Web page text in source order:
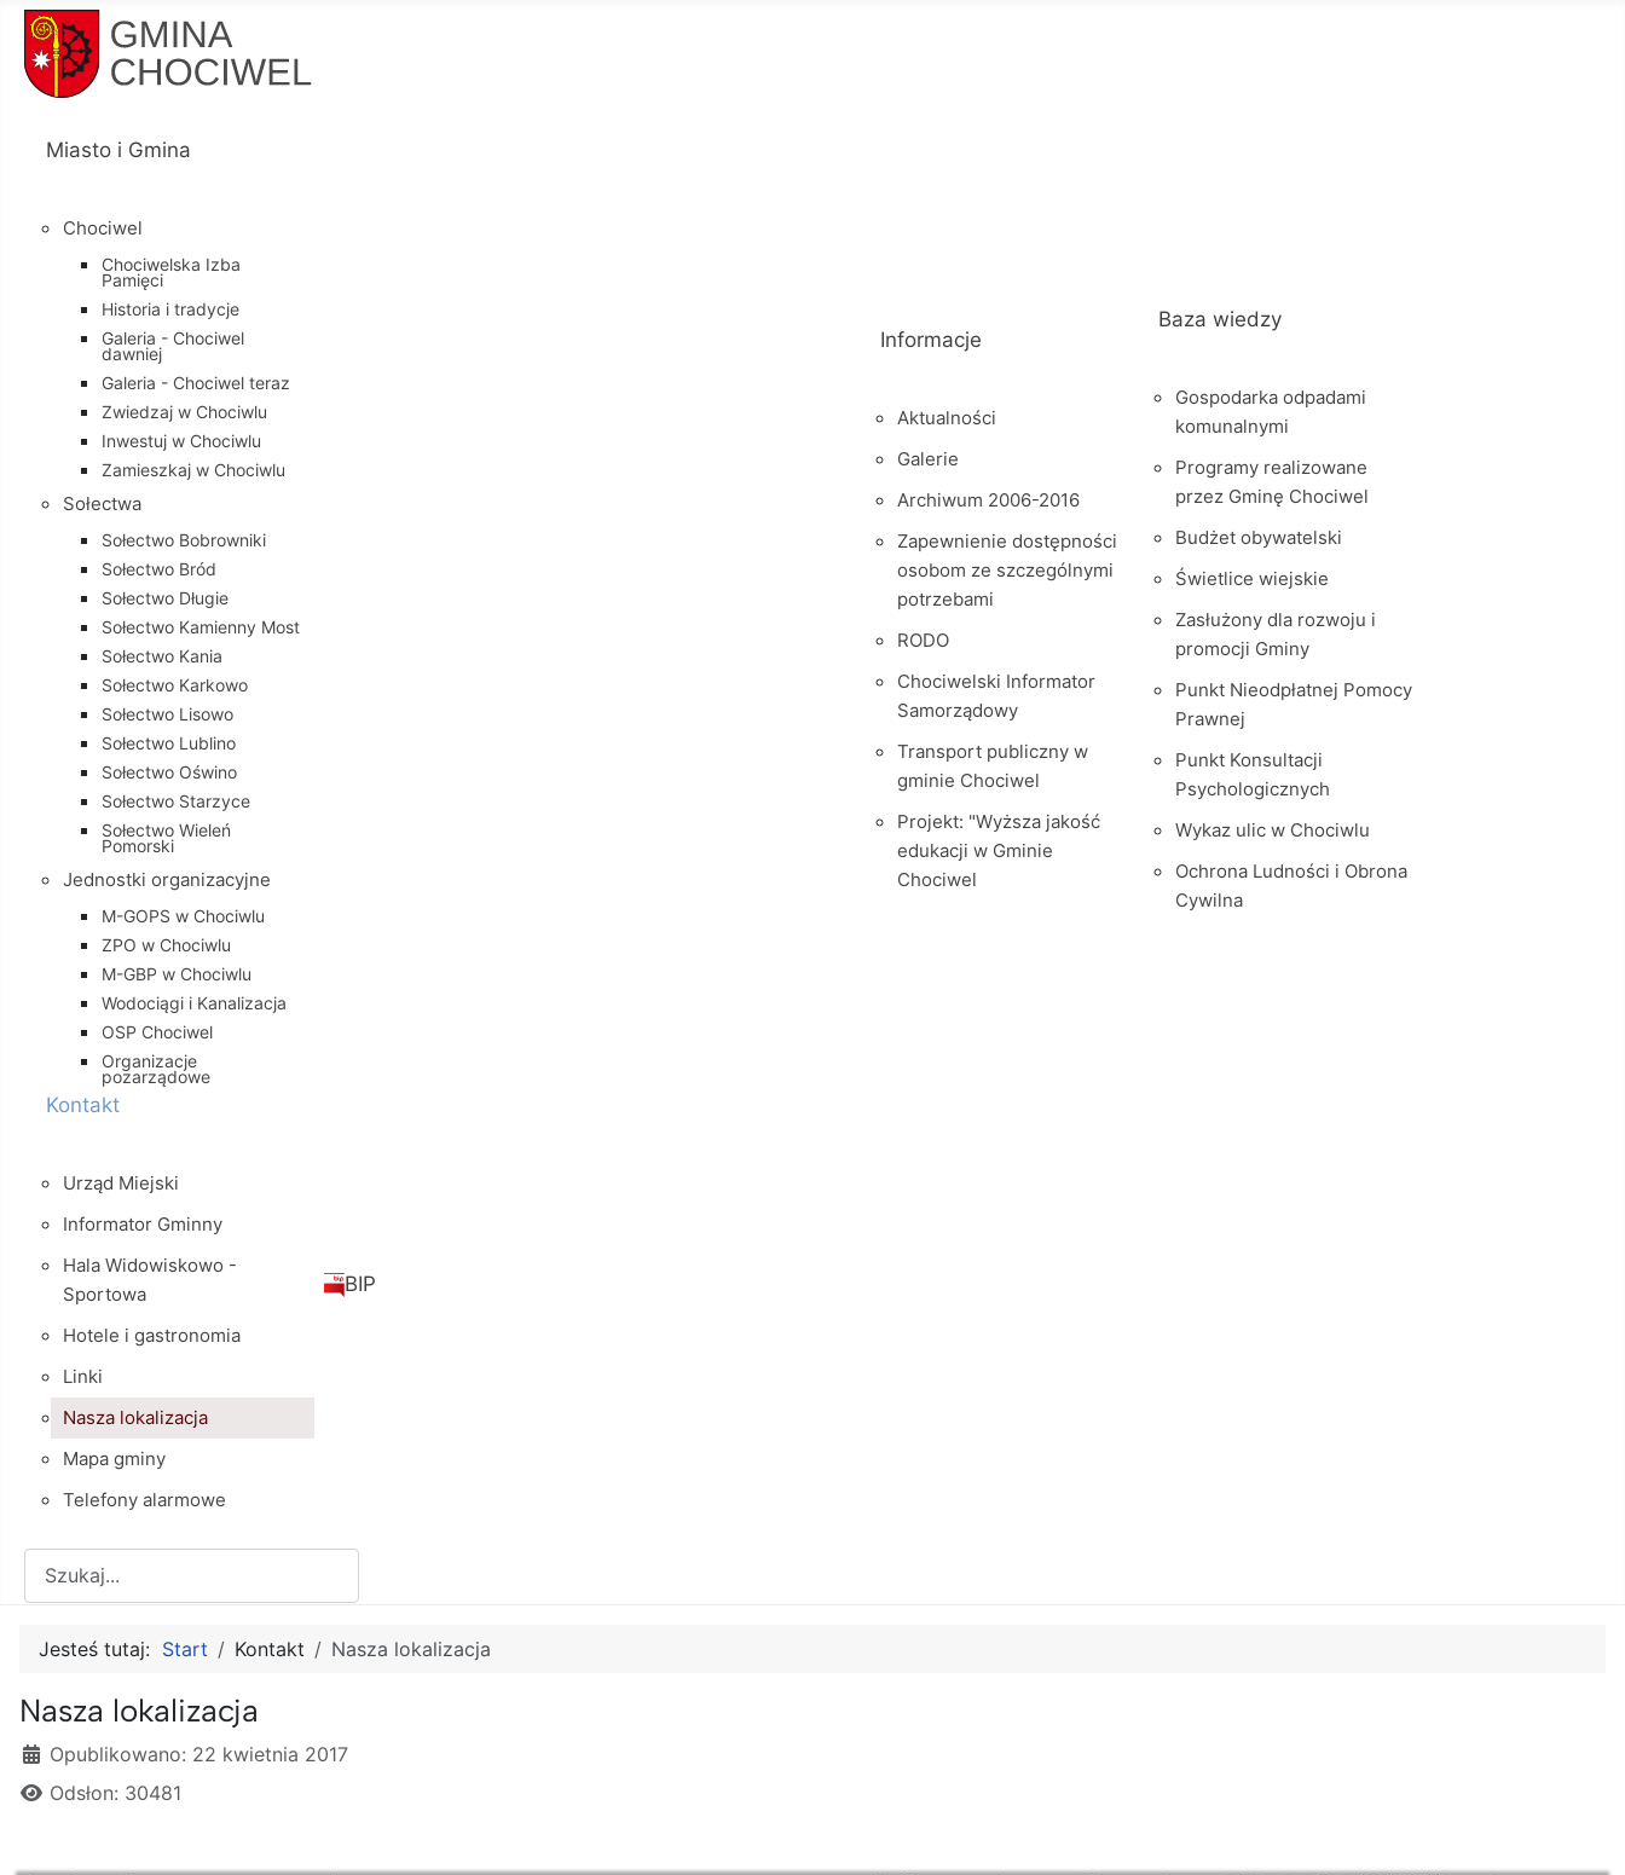
Miasto i Gmina
Chociwel
Chociwelska Izba
Pamięci
Historia i tradycje
Galeria - Chociwel
dawniej
Galeria - Chociwel teraz
Zwiedzaj w Chociwlu
Inwestuj w Chociwlu
Zamieszkaj w Chociwlu
Sołectwa
Sołectwo Bobrowniki
Sołectwo Bród
Sołectwo Długie
Sołectwo Kamienny Most
Sołectwo Kania
Sołectwo Karkowo
Sołectwo Lisowo
Sołectwo Lublino
Sołectwo Oświno
Sołectwo Starzyce
Sołectwo Wieleń
Pomorski
Jednostki organizacyjne
M-GOPS w Chociwlu
ZPO w Chociwlu
M-GBP w Chociwlu
Wodociągi i Kanalizacja
OSP Chociwel
Organizacje
pozarządowe
Informacje
Aktualności
Galerie
Archiwum 2006-2016
Zapewnienie dostępności
osobom ze szczególnymi
potrzebami
RODO
Chociwelski Informator
Samorządowy
Transport publiczny w
gminie Chociwel
Projekt: "Wyższa jakość
edukacji w Gminie
Chociwel
Baza wiedzy
Gospodarka odpadami
komunalnymi
Programy realizowane
przez Gminę Chociwel
Budżet obywatelski
Świetlice wiejskie
Zasłużony dla rozwoju i
promocji Gminy
Punkt Nieodpłatnej Pomocy
Prawnej
Punkt Konsultacji
Psychologicznych
Wykaz ulic w Chociwlu
Ochrona Ludności i Obrona
Cywilna
Kontakt
Urząd Miejski
Informator Gminny
Hala Widowiskowo -
Sportowa
Hotele i gastronomia
Linki
Nasza lokalizacja
Mapa gminy
Telefony alarmowe
BIP
Jesteś tutaj: Start Kontakt Nasza lokalizacja
Nasza lokalizacja
Szczegóły
Opublikowano: 22 kwietnia 2017
Odsłon: 30481